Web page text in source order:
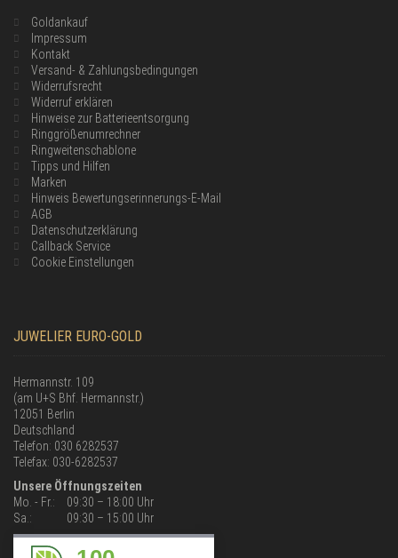
Goldankauf
Impressum
Kontakt
Versand- & Zahlungsbedingungen
Widerrufsrecht
Widerruf erklären
Hinweise zur Batterieentsorgung
Ringgrößenumrechner
Ringweitenschablone
Tipps und Hilfen
Marken
Hinweis Bewertungserinnerungs-E-Mail
AGB
Datenschutzerklärung
Callback Service
Cookie Einstellungen
JUWELIER EURO-GOLD
Hermannstr. 109
(am U+S Bhf. Hermannstr.)
12051 Berlin
Deutschland
Telefon: 030 6282537
Telefax: 030-6282537
Unsere Öffnungszeiten
Mo. - Fr.:
09:30 – 18:00 Uhr
Sa.:
09:30 – 15:00 Uhr